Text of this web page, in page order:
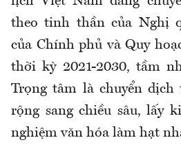
theo tinh thần của Nghị
của Chính phủ và Quy
thời kỳ 2021-2030, tầm
Trọng tâm là chuyển
rộng sang chiều sâu, lấy
nghiệm văn hóa làm hạt